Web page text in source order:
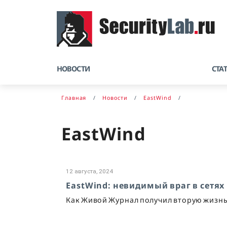
НОВОСТИ
Главная Новости EastWind
EastWind
12 августа, 2024
EastWind: невидимый враг в
Как Живой Журнал получил вторую